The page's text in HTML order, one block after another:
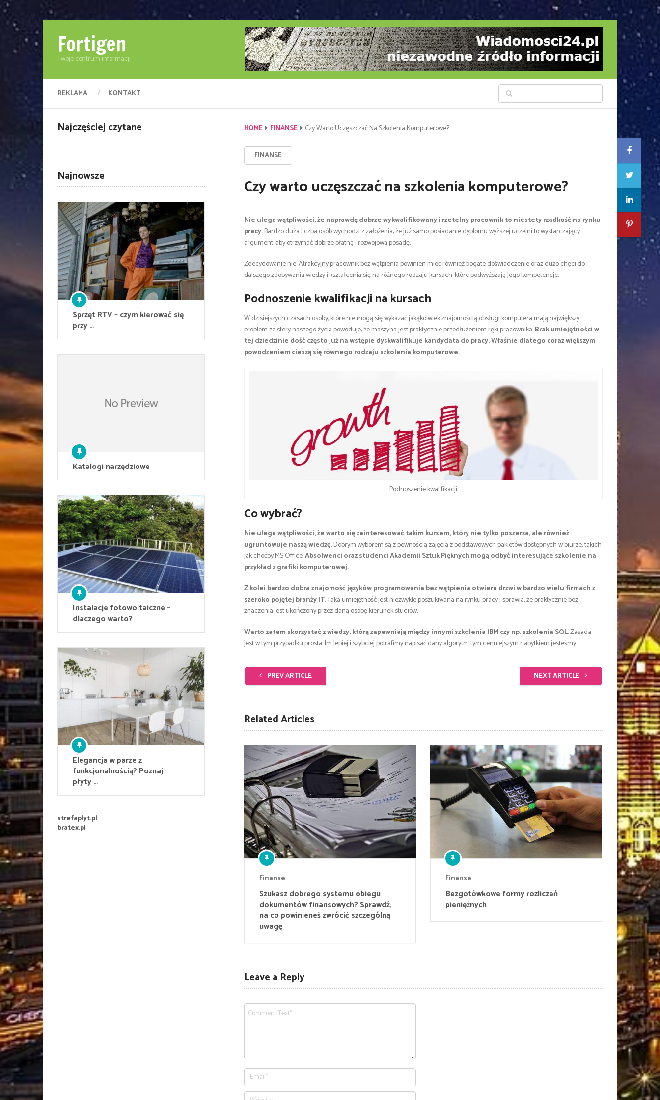
Fortigen
Twoje centrum informacji
REKLAMA KONTAKT
HOME FINANSE Czy Warto Uczęszczać Na Szkolenia Komputerowe?
FINANSE
Czy warto uczęszczać na szkolenia komputerowe?
Nie ulega wątpliwości, że naprawdę dobrze wykwalifikowany i rzetelny pracownik to niestety rzadkość na rynku
pracy.Bardzo duża liczba osób wychodzi z założenia, że już samo posiadanie dyplomu wyższej uczelni to wystarczający
argument, aby otrzymać dobrze płatną i rozwojową posadę.
Zdecydowanie nie. Atrakcyjny pracownik bez wątpienia powinien mieć również bogate doświadczenie oraz dużo chęci do
dalszego zdobywania wiedzy i kształcenia się na różnego rodzaju kursach, które podwyższają jego kompetencje.
Podnoszenie kwalifikacji na kursach
W dzisiejszych czasach osoby, które nie mogą się wykazać jakąkolwiek znajomością obsługi komputera mają największy
problem ze sfery naszego życia powoduje, że maszyna jest praktycznie przedłużeniem ręki pracownika.Brak umiejętności w
tej dziedzinie dość często już na wstępie dyskwalifikuje kandydata do pracy. Właśnie dlatego coraz większym
powodzeniem cieszą się równego rodzaju szkolenia komputerowe.
Podnoszenie kwalifikacji
Co wybrać?
Nie ulega wątpliwości, że warto się zainteresować takim kursem, który nie tylko poszerza, ale również
ugruntowuje naszą wiedzę.Dobrym wyborem są z pewnością zajęcia z podstawowych pakietów dostępnych w biurze, takich
jak choćby MS Office.Absolwenci oraz studenci Akademii Sztuk Pięknych mogą odbyć interesujące szkolenie na
przykład z grafiki komputerowej.
Z kolei bardzo dobra znajomość języków programowania bez wątpienia otwiera drzwi w bardzo wielu firmach z
szeroko pojętej branży IT. Taka umiejętność jest niezwykle poszukiwana na rynku pracy i sprawia, że praktycznie bez
znaczenia jest ukończony przez daną osobę kierunek studiów.
Warto zatem skorzystać z wiedzy, którą zapewniają między innymi szkolenia IBM czy np. szkolenia SQL. Zasada
jest w tym przypadku prosta. Im lepiej i szybciej potrafimy napisać dany algorytm tym cenniejszym nabytkiem jesteśmy.
PREV ARTICLE NEXT ARTICLE
Related Articles
Finanse
Szukasz dobrego systemu obiegu
dokumentów finansowych? Sprawdź,
na co powinieneś zwrócić szczególną
uwagę
Finanse
Bezgotówkowe formy rozliczeń
pieniężnych
Leave a Reply
Najczęściej czytane
Najnowsze
Sprzęt RTV – czym kierować się
przy …
Katalogi narzędziowe
Instalacje fotowoltaiczne –
dlaczego warto?
Elegancja w parze z
funkcjonalnością? Poznaj
płyty …
strefaplyt.pl
bratex.pl